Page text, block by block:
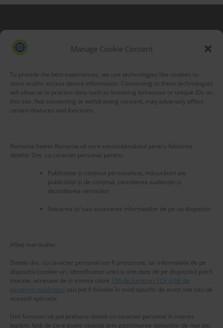
Manage Cookie Consent
To provide the best experiences, we use technologies like cookies to
store and/or access device information. Consenting to these technologies
will allow us to process data such as browsing behaviour or unique IDs on
this site. Not consenting or withdrawing consent, may adversely affect
certain features and functions.
Romania Sweet Romania vă cere consimțământul pentru folosirea
datelor Dvs. cu caracter personal pentru:
Publicitate și conținut personalizat, măsurători ale
publicității și de conținut, cercetarea audienței și
dezvoltarea serviciilor
Stocarea și/ sau accesarea informațiilor de pe un dispozitiv
Aflați mai multe:
Datele dvs. cu caracter personal vor fi prelucrate, iar informațiile de pe
dispozitiv (cookie-uri, identificatori unici și alte date de pe dispozitiv) pot fi
stocate, accesate de și trimise către 136 de furnizori TCF și 66 de
parteneri publicitari sau pot fi folosite în mod specific de acest site sau de
această aplicație.
Unii furnizori vă pot prelucra datele cu caracter personal în interes
legitim, față de care puteți obiecta prin gestionarea opțiunilor de mai jos.